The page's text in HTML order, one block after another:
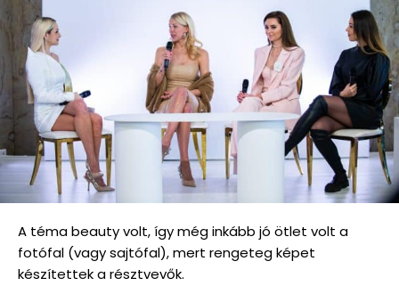
A téma beauty volt, így még inkább jó ötlet volt a
fotófal (vagy sajtófal), mert rengeteg képet
készítettek a résztvevők.